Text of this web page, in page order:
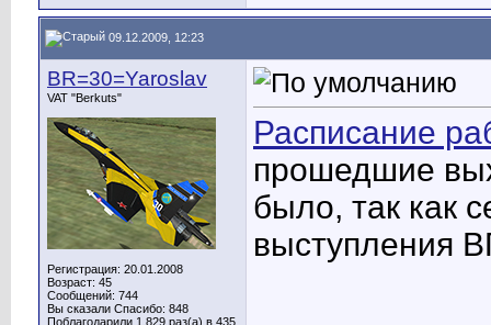
09.12.2009, 12:23
BR=30=Yaroslav
VAT "Berkuts"
Регистрация: 20.01.2008
Возраст: 45
Сообщений: 744
Вы сказали Спасибо: 848
Поблагодарили 1,829 раз(а) в 435
Расписание
прошедшие
было, так как
выступления